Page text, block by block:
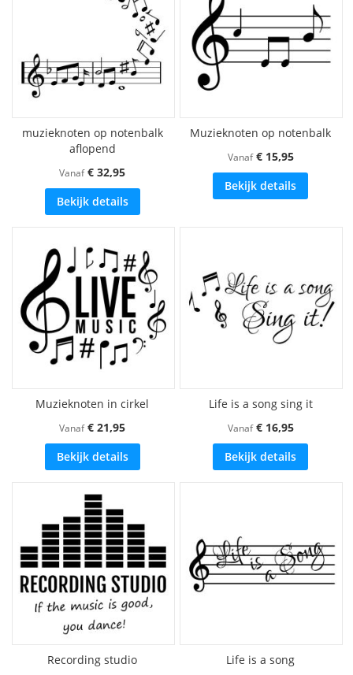
muzieknoten op notenbalk
aflopend
Vanaf € 32,95
Bekijk details
Muzieknoten op notenbalk
Vanaf € 15,95
Bekijk details
Muzieknoten in cirkel
Vanaf € 21,95
Bekijk details
Life is a song sing it
Vanaf € 16,95
Bekijk details
Recording studio Life is a song